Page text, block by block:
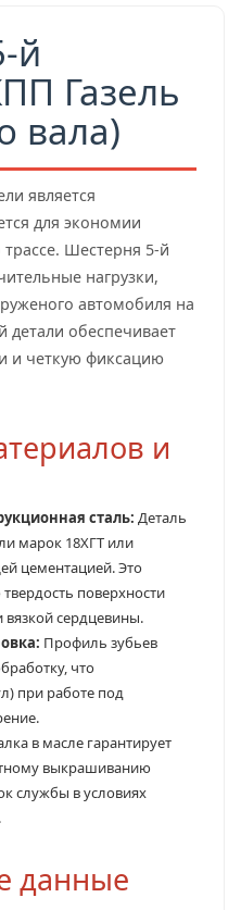
й
Газель
вала)
является
для экономии
Шестерня 5-й
нагрузки,
автомобиля на
детали обеспечивает
и четкую фиксацию
и
сталь: Деталь
марок 18ХГТ или
цементацией. Это
поверхности
вязкой сердцевины.
Профиль зубьев
что
при работе под
в масле гарантирует
выкрашиванию
службы в условиях
данные